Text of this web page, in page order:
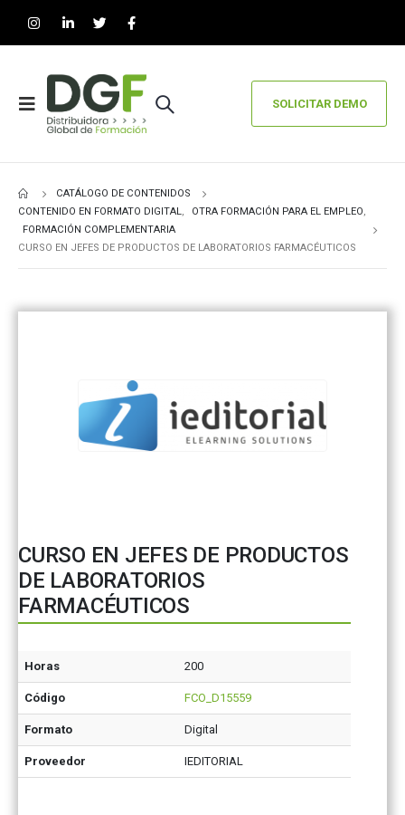
SOLICITAR DEMO
CATÁLOGO DE CONTENIDOS
CONTENIDO EN FORMATO DIGITAL, OTRA FORMACIÓN PARA EL EMPLEO,
FORMACIÓN COMPLEMENTARIA
CURSO EN JEFES DE PRODUCTOS DE LABORATORIOS FARMACÉUTICOS
CURSO EN JEFES DE PRODUCTOS
DE LABORATORIOS
FARMACÉUTICOS
Horas 200
Código FCO_D15559
Formato Digital
Proveedor IEDITORIAL